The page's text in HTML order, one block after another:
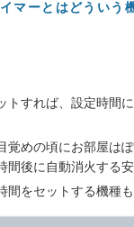
マーとはどういう
トすれば、設定時間
覚めの頃にお部屋はぽ
間後に自動消火する安
間をセットする機種